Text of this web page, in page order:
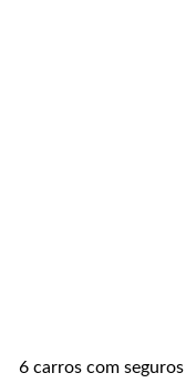
6 carros com